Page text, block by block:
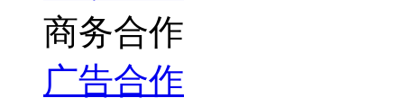
商务合作
广告合作